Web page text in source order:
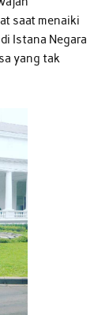
saat menaiki
Istana Negara
yang tak